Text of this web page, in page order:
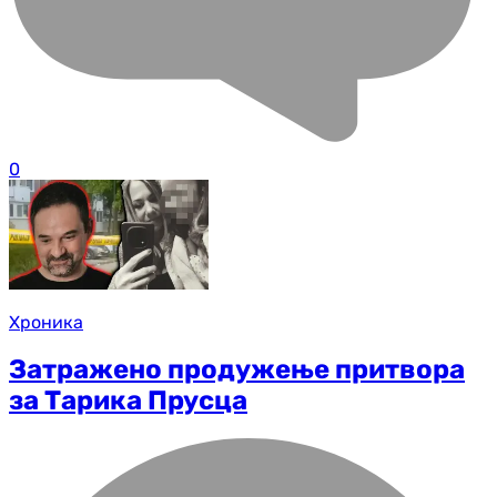
0
Хроника
Затражено продужење притвора
за Тарика Прусца